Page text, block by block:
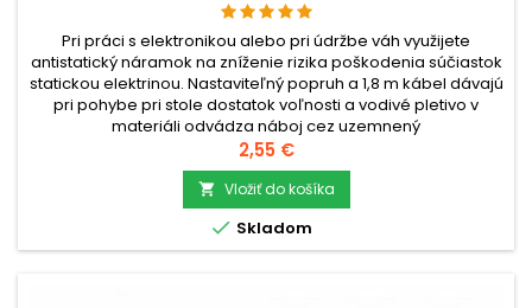
Pri práci s elektronikou alebo pri údržbe váh využijete
antistatický náramok na zníženie rizika poškodenia súčiastok
statickou elektrinou. Nastaviteľný popruh a 1,8 m kábel dávajú
pri pohybe pri stole dostatok voľnosti a vodivé pletivo v
materiáli odvádza náboj cez uzemnený
bod.check_circleTyp: Antistatický ESD náramok s
káblomcheck_circlePoužitie: Práca...
Cena
2,55 €
 Vložiť do košíka
 Skladom